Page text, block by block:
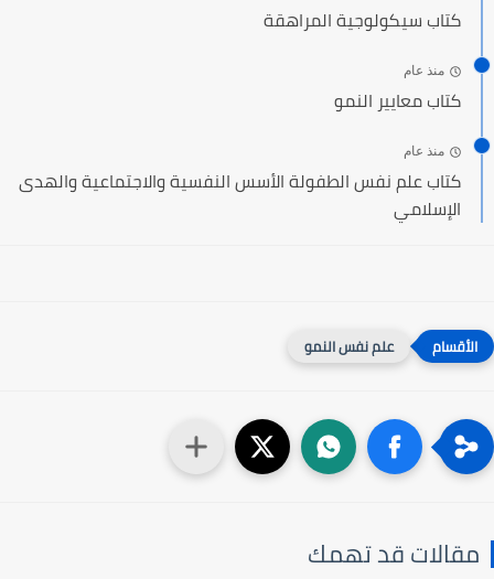
كتاب سيكولوجية المراهقة
منذ عام
كتاب معايير النمو
منذ عام
كتاب علم نفس الطفولة الأسس النفسية والاجتماعية والهدى
الإسلامي
علم نفس النمو
مقالات قد تهمك